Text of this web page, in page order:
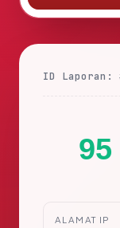
ID Laporan:
95
ALAMAT IP